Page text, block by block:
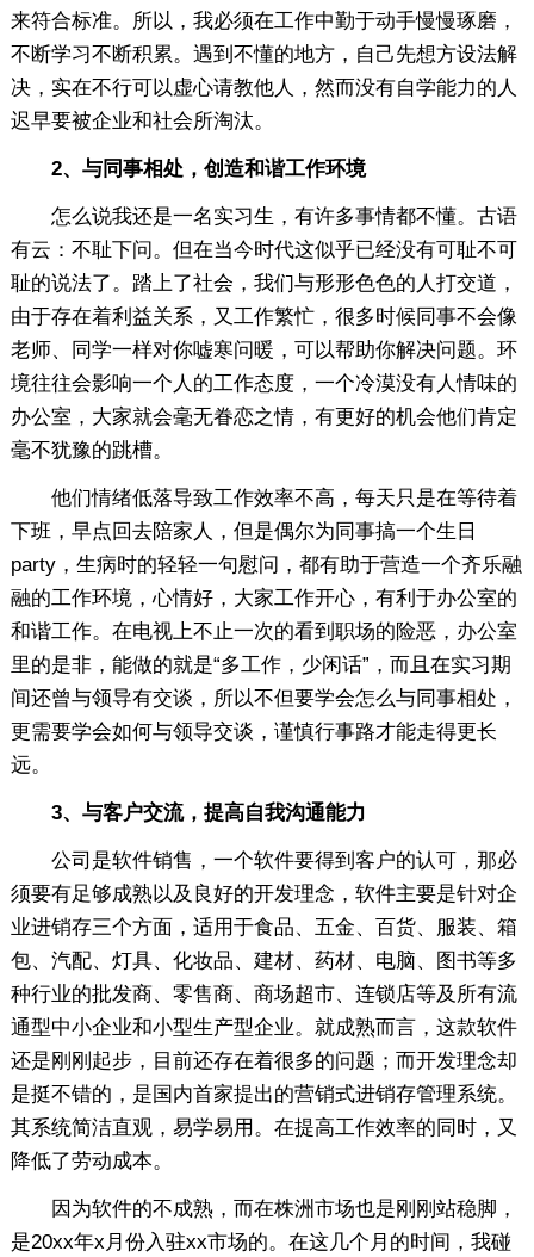
来符合标准。所以，我必须在工作中勤于动手慢慢琢磨，
不断学习不断积累。遇到不懂的地方，自己先想方设法解
决，实在不行可以虚心请教他人，然而没有自学能力的人
迟早要被企业和社会所淘汰。
2、与同事相处，创造和谐工作环境
怎么说我还是一名实习生，有许多事情都不懂。古语
有云：不耻下问。但在当今时代这似乎已经没有可耻不可
耻的说法了。踏上了社会，我们与形形色色的人打交道，
由于存在着利益关系，又工作繁忙，很多时候同事不会像
老师、同学一样对你嘘寒问暖，可以帮助你解决问题。环
境往往会影响一个人的工作态度，一个冷漠没有人情味的
办公室，大家就会毫无眷恋之情，有更好的机会他们肯定
毫不犹豫的跳槽。
他们情绪低落导致工作效率不高，每天只是在等待着
下班，早点回去陪家人，但是偶尔为同事搞一个生日
party，生病时的轻轻一句慰问，都有助于营造一个齐乐融
融的工作环境，心情好，大家工作开心，有利于办公室的
和谐工作。在电视上不止一次的看到职场的险恶，办公室
里的是非，能做的就是“多工作，少闲话”，而且在实习期
间还曾与领导有交谈，所以不但要学会怎么与同事相处，
更需要学会如何与领导交谈，谨慎行事路才能走得更长
远。
3、与客户交流，提高自我沟通能力
公司是软件销售，一个软件要得到客户的认可，那必
须要有足够成熟以及良好的开发理念，软件主要是针对企
业进销存三个方面，适用于食品、五金、百货、服装、箱
包、汽配、灯具、化妆品、建材、药材、电脑、图书等多
种行业的批发商、零售商、商场超市、连锁店等及所有流
通型中小企业和小型生产型企业。就成熟而言，这款软件
还是刚刚起步，目前还存在着很多的问题；而开发理念却
是挺不错的，是国内首家提出的营销式进销存管理系统。
其系统简洁直观，易学易用。在提高工作效率的同时，又
降低了劳动成本。
因为软件的不成熟，而在株洲市场也是刚刚站稳脚，
是20xx年x月份入驻xx市场的。在这几个月的时间，我碰